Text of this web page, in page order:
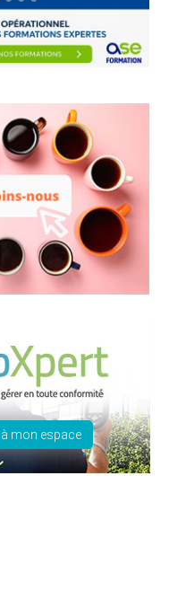
mon espace